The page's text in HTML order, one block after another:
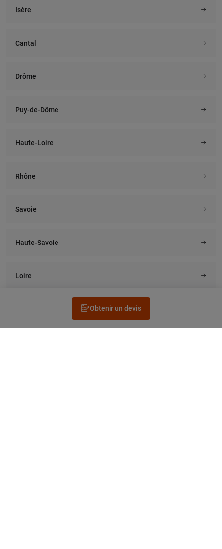
Obtenir un devis
Isère
Cantal
Drôme
Puy-de-Dôme
Haute-Loire
Rhône
Savoie
Haute-Savoie
Loire